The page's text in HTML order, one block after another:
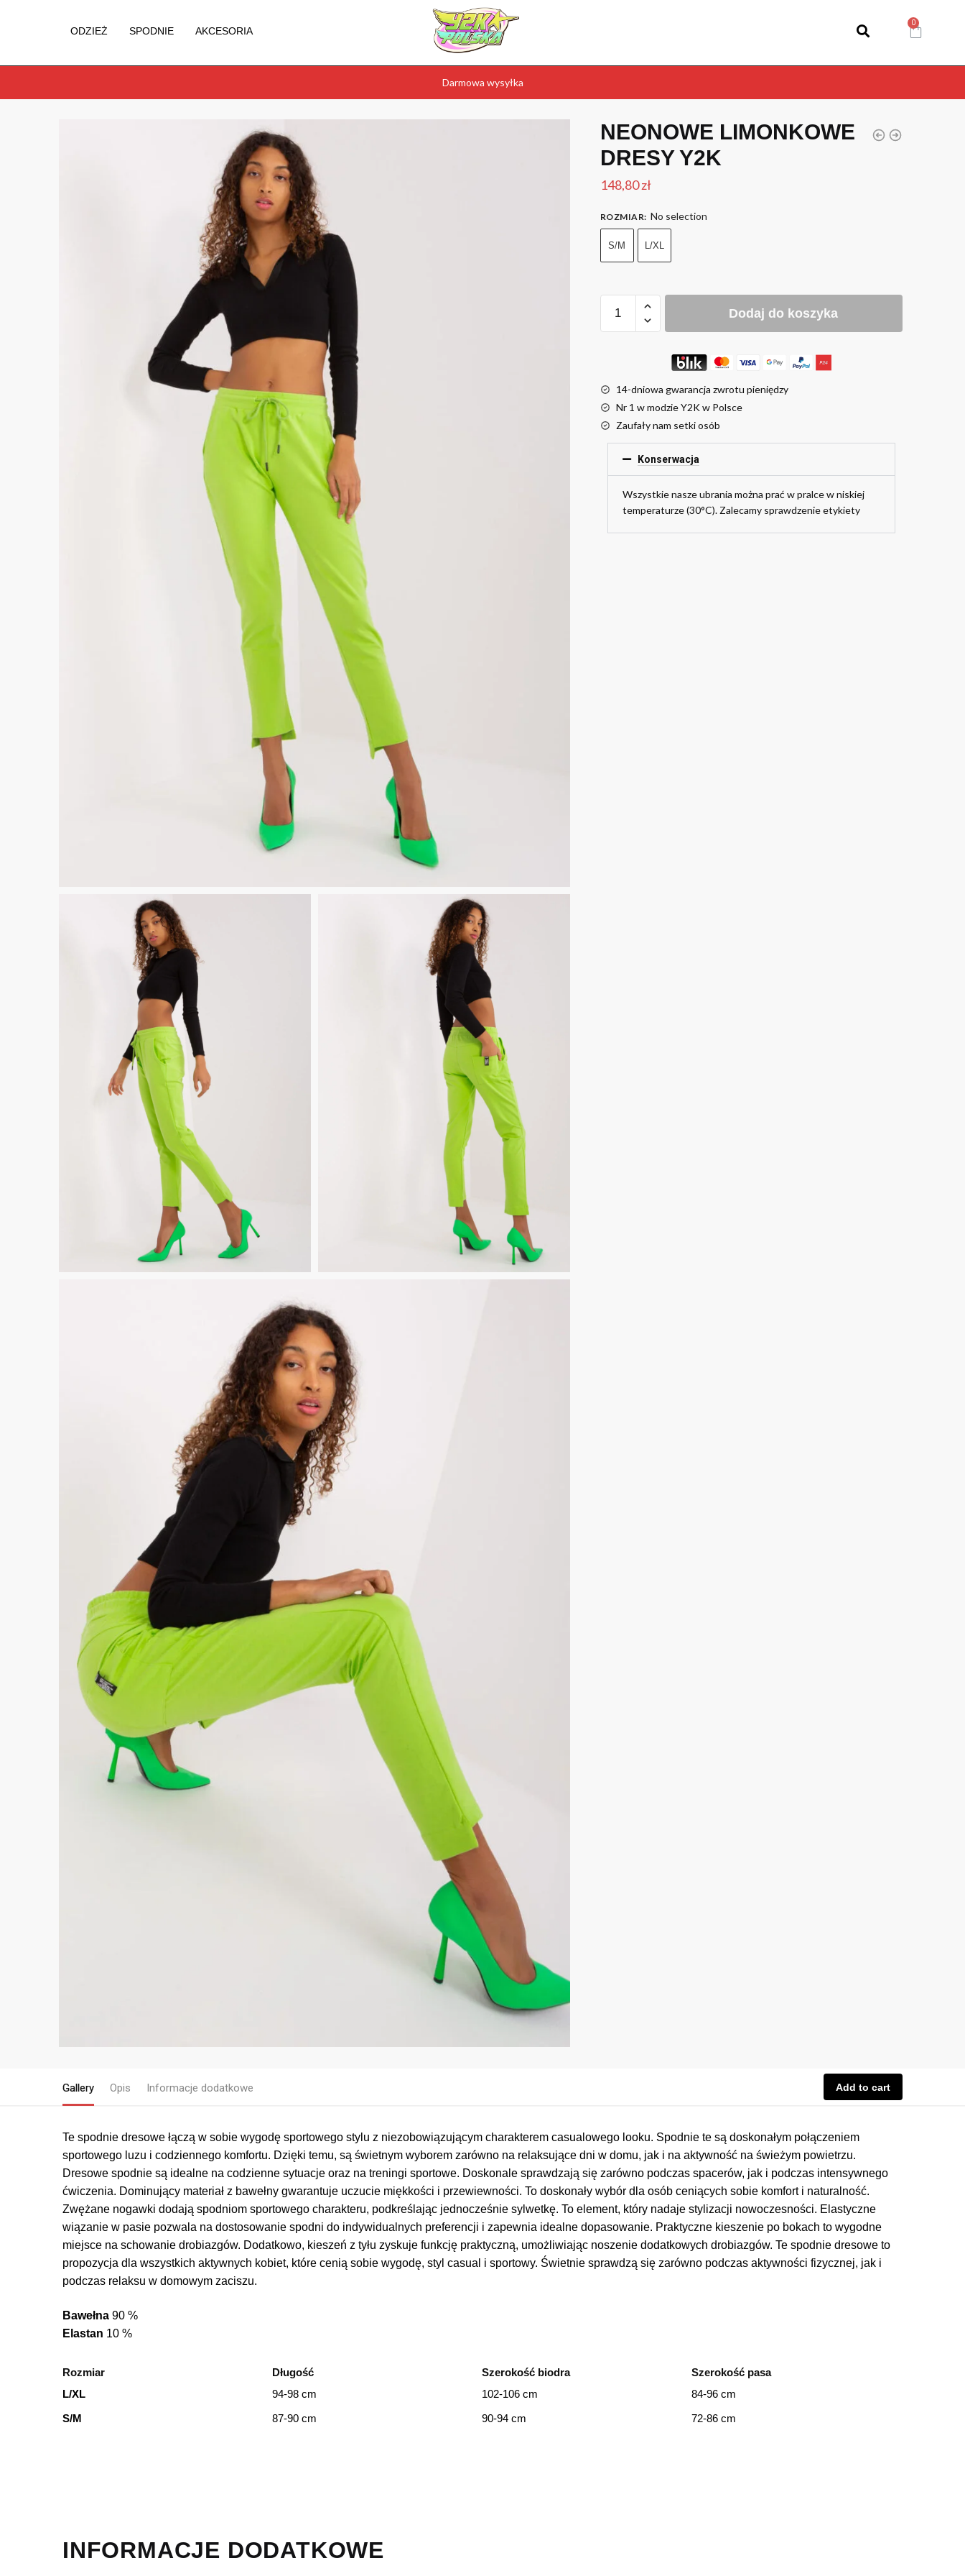
ODZIEŻ SPODNIE AKCESORIA
Darmowa wysyłka
NEONOWE LIMONKOWE
DRESY Y2K
148,80zł
ROZMIAR: No selection
S/M L/XL
Dodaj do koszyka
14-dniowa gwarancja zwrotu pieniędzy
Nr 1 w modzie Y2K w Polsce
Zaufały nam setki osób
Konserwacja
Wszystkie nasze ubrania można prać w pralce w niskiej
temperaturze (30°C). Zalecamy sprawdzenie etykiety
Gallery Opis Informacje dodatkowe Add to cart
Te spodnie dresowe łączą w sobie wygodę sportowego stylu z niezobowiązującym charakterem casualowego looku. Spodnie te są doskonałym połączeniem
sportowego luzu i codziennego komfortu. Dzięki temu, są świetnym wyborem zarówno na relaksujące dni w domu, jak i na aktywność na świeżym powietrzu.
Dresowe spodnie są idealne na codzienne sytuacje oraz na treningi sportowe. Doskonale sprawdzają się zarówno podczas spacerów, jak i podczas intensywnego
ćwiczenia. Dominujący materiał z bawełny gwarantuje uczucie miękkości i przewiewności. To doskonały wybór dla osób ceniących sobie komfort i naturalność.
Zwężane nogawki dodają spodniom sportowego charakteru, podkreślając jednocześnie sylwetkę. To element, który nadaje stylizacji nowoczesności. Elastyczne
wiązanie w pasie pozwala na dostosowanie spodni do indywidualnych preferencji i zapewnia idealne dopasowanie. Praktyczne kieszenie po bokach to wygodne
miejsce na schowanie drobiazgów. Dodatkowo, kieszeń z tyłu zyskuje funkcję praktyczną, umożliwiając noszenie dodatkowych drobiazgów. Te spodnie dresowe to
propozycja dla wszystkich aktywnych kobiet, które cenią sobie wygodę, styl casual i sportowy. Świetnie sprawdzą się zarówno podczas aktywności fizycznej, jak i
podczas relaksu w domowym zaciszu.
Bawełna 90 %
Elastan 10 %
Rozmiar Długość Szerokość biodra
Szerokość pasa
L/XL
94-98 cm 102-106 cm
84-96 cm
S/M
87-90 cm 90-94 cm 72-86 cm
INFORMACJE DODATKOWE